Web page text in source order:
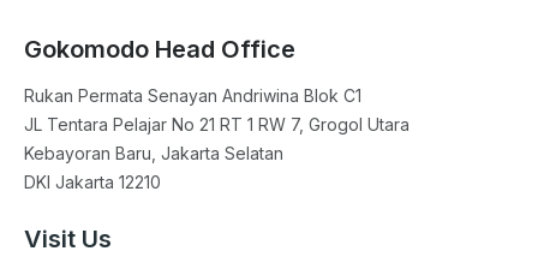
Gokomodo Head Office
Rukan Permata Senayan Andriwina Blok C1
JL Tentara Pelajar No 21 RT 1 RW 7, Grogol Utara
Kebayoran Baru, Jakarta Selatan
DKI Jakarta 12210
Visit Us